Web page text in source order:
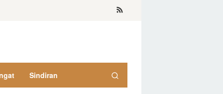
Sindiran